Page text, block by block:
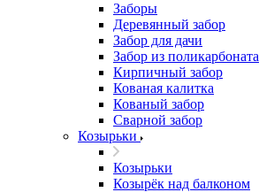
Заборы
Деревянный забор
Забор для дачи
Забор из поликарбоната
Кирпичный забор
Кованая калитка
Кованый забор
Сварной забор
Козырьки
Козырьки
Козырёк над балконом